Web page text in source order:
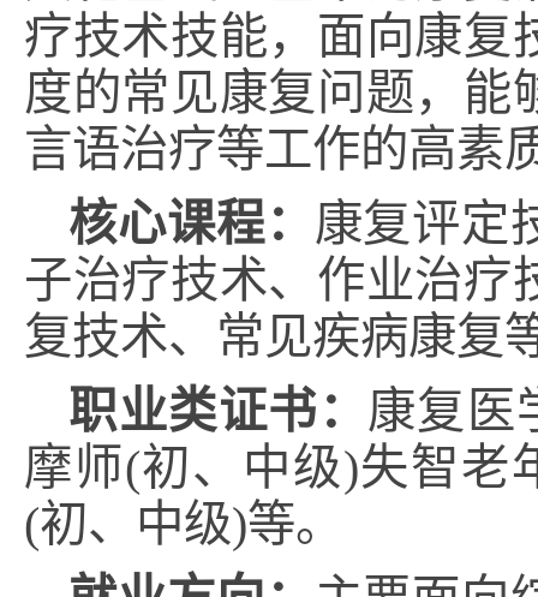
疗技术技能，面向康复
度的常见康复问题，能
言语治疗等工作的高素
核心课程： 康复评定
子治疗技术、作业治疗
复技术、常见疾病康复
职业类证书： 康复医
摩师(初、中级)失智老
(初、中级)等。